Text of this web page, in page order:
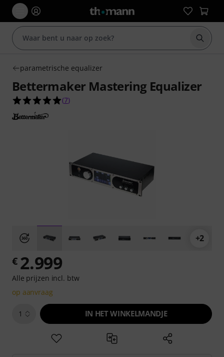
Zoek
parametrische equalizer
Bettermaker Mastering Equalizer
5.0 van de 5 sterren van 7 klantbeoordelingen
(7)
+2
€ 2.999
Alle prijzen incl. btw
op aanvraag
1 IN HET WINKELMANDJE